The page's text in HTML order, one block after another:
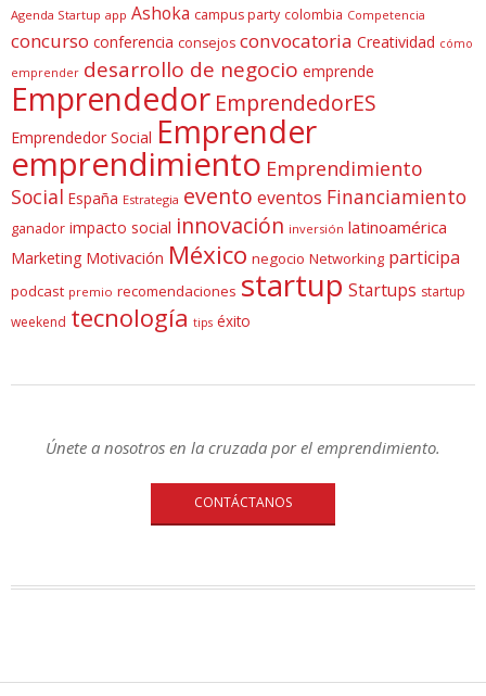
Agenda Startup app Ashoka campus party colombia Competencia
concurso conferencia consejos convocatoria Creatividad cómo
emprender desarrollo de negocio emprende
Emprendedor EmprendedorES
Emprendedor Social Emprender
emprendimiento Emprendimiento
Social España Estrategia evento eventos Financiamiento
ganador impacto social innovación inversión latinoamérica
Marketing Motivación México negocio Networking participa
podcast premio recomendaciones startup Startups startup
weekend tecnología tips éxito
Únete a nosotros en la cruzada por el emprendimiento.
CONTÁCTANOS